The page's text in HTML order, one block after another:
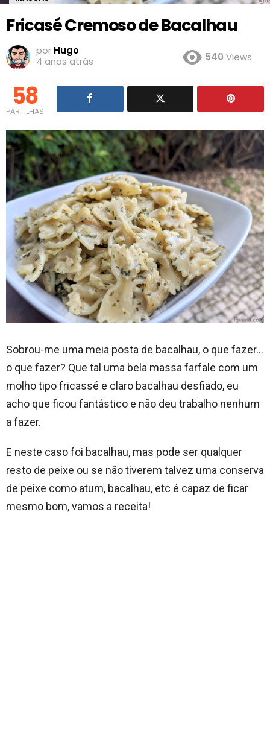
Fricasé Cremoso de Bacalhau
por Hugo
4 anos atrás
540 Views
58
PARTILHAS
Sobrou-me uma meia posta de bacalhau, o que fazer…
o que fazer? Que tal uma bela massa farfale com um
molho tipo fricassé e claro bacalhau desfiado, eu
acho que ficou fantástico e não deu trabalho nenhum
a fazer.
E neste caso foi bacalhau, mas pode ser qualquer
resto de peixe ou se não tiverem talvez uma conserva
de peixe como atum, bacalhau, etc é capaz de ficar
mesmo bom, vamos a receita!